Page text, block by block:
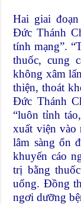
Hai giai
Đức Thánh
tính mạng”.
thuốc, cung
không xâm
thiện, thoát
Đức Thánh
“luôn tỉnh
xuất viện vào
lâm sàng ổn
khuyến cáo
trị bằng
uống. Đồng
ngơi dưỡng